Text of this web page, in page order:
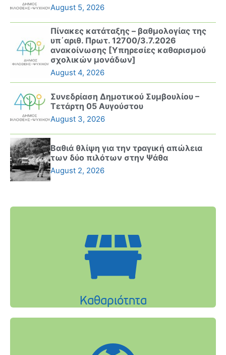
August 5, 2026
Πίνακες κατάταξης – βαθμολογίας της
υπ΄αριθ. Πρωτ. 12700/3.7.2026
ανακοίνωσης [Υπηρεσίες καθαρισμού
σχολικών μονάδων]
August 4, 2026
Συνεδρίαση Δημοτικού Συμβουλίου –
Τετάρτη 05 Αυγούστου
August 3, 2026
Βαθιά θλίψη για την τραγική απώλεια
των δύο πιλότων στην Ψάθα
August 2, 2026